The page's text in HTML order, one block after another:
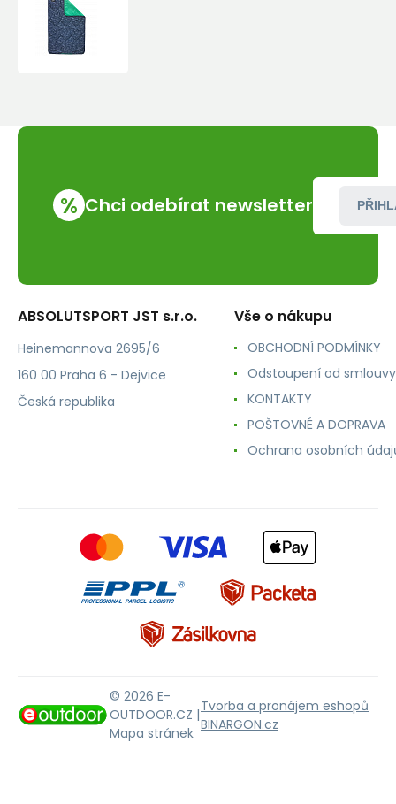
Speed
% Chci odebírat newsletter
ABSOLUTSPORT JST s.r.o.
Heinemannova 2695/6
160 00 Praha 6 - Dejvice
Česká republika
Vše o nákupu
OBCHODNÍ PODMÍNKY
Odstoupení od smlouvy
KONTAKTY
POŠTOVNÉ A DOPRAVA
Ochrana osobních
© 2026 E-
OUTDOOR.CZ |
Mapa stránek
Tvorba a pronájem eshopů
BINARGON.cz